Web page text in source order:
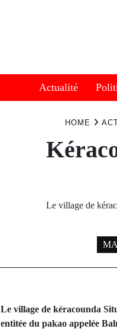
Actualité
HOME
Le village de
Le village de kéracounda
entitée du pakao appelée